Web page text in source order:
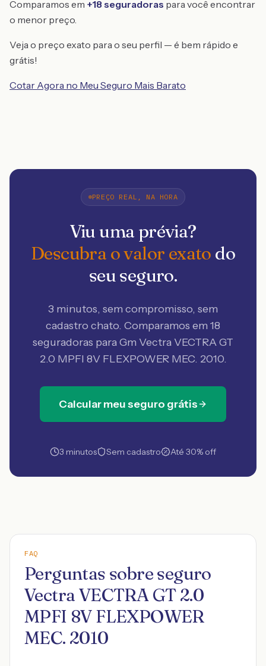
Comparamos em +18 seguradoras para você encontrar
o menor preço.
Veja o preço exato para o seu perfil — é bem rápido e
grátis!
Cotar Agora no Meu Seguro Mais Barato
PREÇO REAL, NA HORA
Viu uma prévia?
Descubra o valor exato do
seu seguro.
3 minutos, sem compromisso, sem
cadastro chato. Comparamos em 18
seguradoras para Gm Vectra VECTRA GT
2.0 MPFI 8V FLEXPOWER MEC. 2010.
Calcular meu seguro grátis
3 minutos Sem cadastro Até 30% off
FAQ
Perguntas sobre seguro
Vectra VECTRA GT 2.0
MPFI 8V FLEXPOWER
MEC. 2010